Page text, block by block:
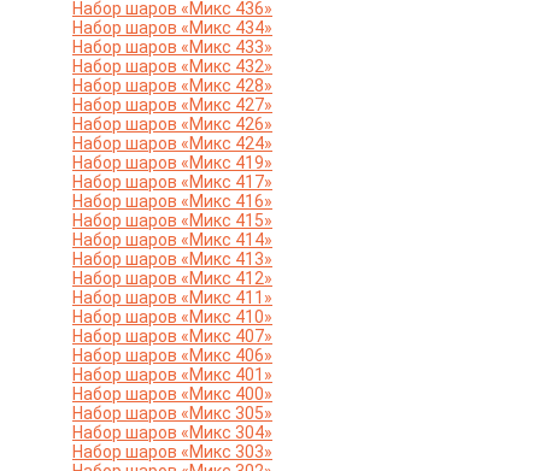
Набор шаров «Микс 436»
Набор шаров «Микс 434»
Набор шаров «Микс 433»
Набор шаров «Микс 432»
Набор шаров «Микс 428»
Набор шаров «Микс 427»
Набор шаров «Микс 426»
Набор шаров «Микс 424»
Набор шаров «Микс 419»
Набор шаров «Микс 417»
Набор шаров «Микс 416»
Набор шаров «Микс 415»
Набор шаров «Микс 414»
Набор шаров «Микс 413»
Набор шаров «Микс 412»
Набор шаров «Микс 411»
Набор шаров «Микс 410»
Набор шаров «Микс 407»
Набор шаров «Микс 406»
Набор шаров «Микс 401»
Набор шаров «Микс 400»
Набор шаров «Микс 305»
Набор шаров «Микс 304»
Набор шаров «Микс 303»